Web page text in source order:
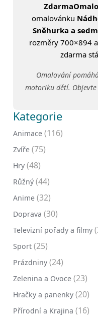
omalovánku
Sněhurka a
rozměry 700×894
zdarma
Omalování
motoriku dětí. Objevte
Kategorie
Animace (116)
Zvíře (75)
Hry (48)
Růžný (44)
Anime (32)
Doprava (30)
Televizní pořady a filmy
Sport (25)
Prázdniny (24)
Zelenina a Ovoce (23)
Hračky a panenky (20)
Přírodní a Krajina (16)